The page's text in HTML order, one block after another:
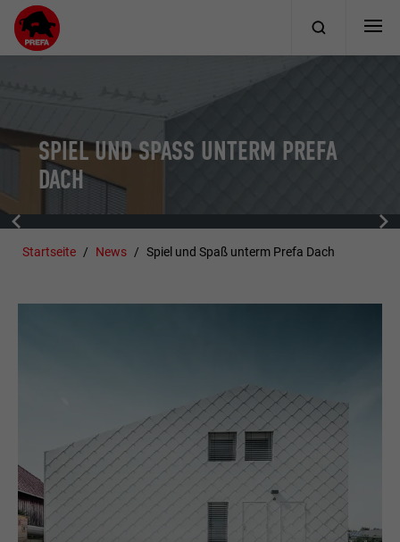
SPIEL UND SPASS UNTERM PREFA D
ACH
Startseite News Spiel und Spaß unterm Prefa Dach